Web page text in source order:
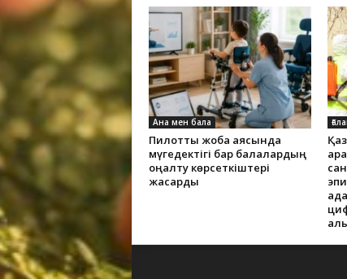
Ана мен бала
Пилоттық жоба аясында
мүгедектігі бар балалардың
оңалту көрсеткіштері
жақсарды